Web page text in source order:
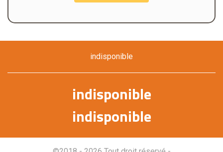
indisponible
indisponible
indisponible